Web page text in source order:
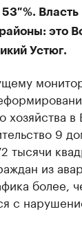
%. Власть
это
Устюг.
хозяйства в
9
тысячи
из
более,
с